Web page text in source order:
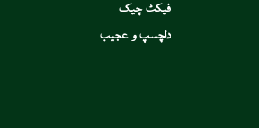
فیکٹ چیک
دلچسپ و عجیب